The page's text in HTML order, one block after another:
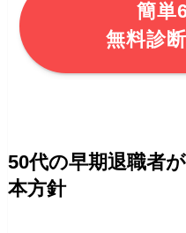
簡単
無料診
50代の早期退職者
本方針